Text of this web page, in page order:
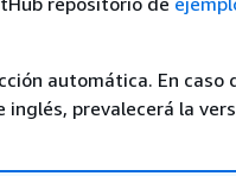
automática. En caso
prevalecerá la